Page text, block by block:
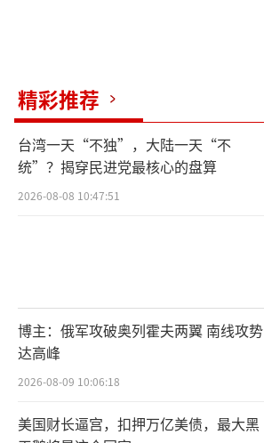
精彩推荐
台湾一天“不独”，大陆一天“不
统”？揭穿民进党最核心的盘算
2026-08-08 10:47:51
博主：俄军攻破奥列霍夫两翼 南线攻势
达高峰
2026-08-09 10:06:18
美国财长逼宫，扣押万亿美债，最大黑